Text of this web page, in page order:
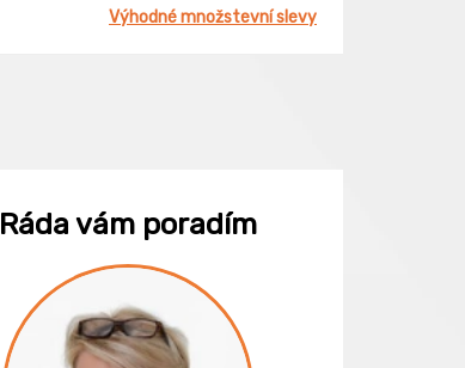
Výhodné množstevní slevy
Ráda vám poradím